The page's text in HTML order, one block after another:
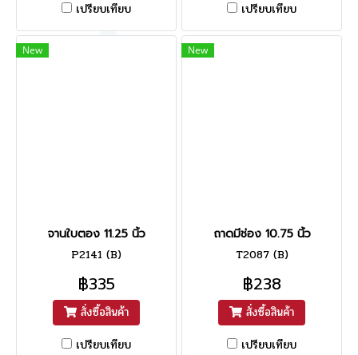
เปรียบเทียบ
เปรียบเทียบ
New
จานใบตอง 11.25 นิ้ว
P2141 (B)
฿335
สั่งซื้อสินค้า
เปรียบเทียบ
New
ถาดมีช่อง 10.75 นิ้ว
T2087 (B)
฿238
สั่งซื้อสินค้า
เปรียบเทียบ